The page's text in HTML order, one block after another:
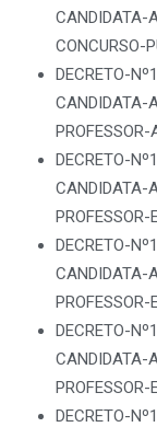
CANDIDATA-
CONCURSO-
DECRETO-
CANDIDATA-
PROFESSOR-
DECRETO-
CANDIDATA-
DECRETO-
CANDIDATA-
DECRETO-
CANDIDATA-
DECRETO-